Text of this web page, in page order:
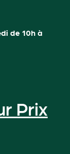
de 10h à
Prix